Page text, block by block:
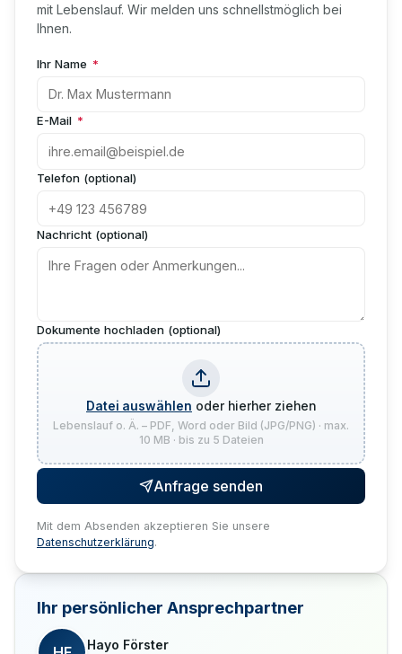
mit Lebenslauf. Wir melden uns schnellstmöglich bei
Ihnen.
Ihr Name *
E-Mail *
Telefon (optional)
Nachricht (optional)
Dokumente hochladen (optional)
Datei auswählen oder hierher ziehen
Lebenslauf o. Ä. – PDF, Word oder Bild (JPG/PNG) · max.
10 MB · bis zu 5 Dateien
Anfrage senden
Mit dem Absenden akzeptieren Sie unsere
Datenschutzerklärung.
Ihr persönlicher Ansprechpartner
Hayo Förster